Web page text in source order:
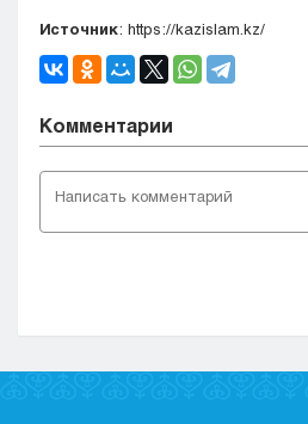
Источник: https://kazislam.kz/
Комментарии